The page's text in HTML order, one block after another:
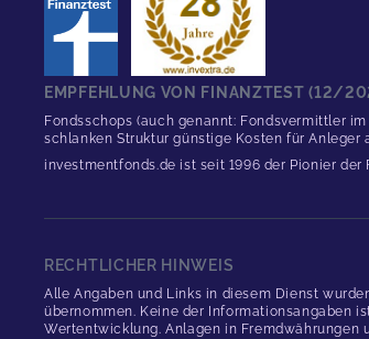
EMPFEHLUNG VON FINANZTEST (12/
Fondsschops (auch genannt: Fondsvermittler
schlanken Struktur günstige Kosten für Anleger
investmentfonds.de ist seit 1996 der Pionier
RECHTLICHER HINWEIS
Alle Angaben und Links in diesem Dienst
übernommen. Keine der Informationsangaben
Wertentwicklung. Anlagen in Fremdwährungen